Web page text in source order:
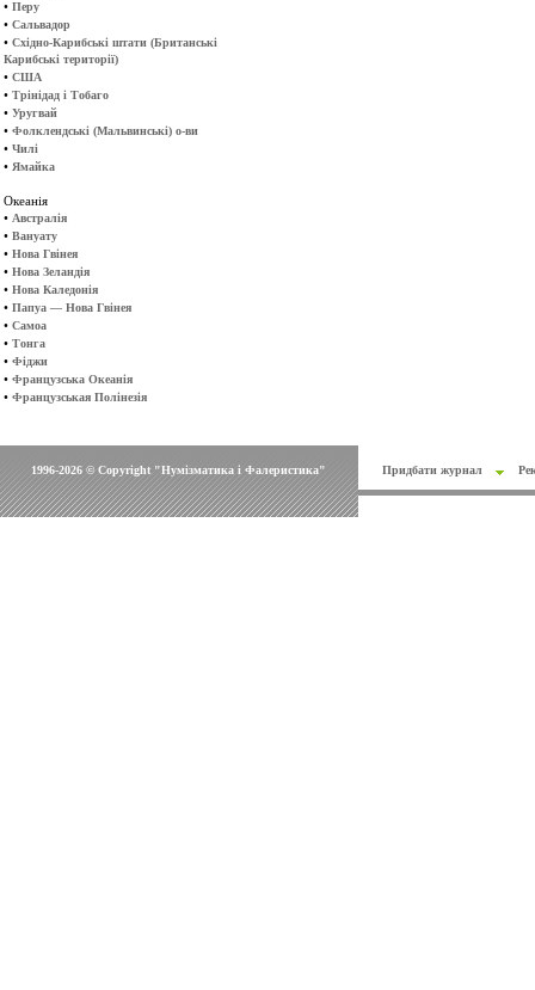
• Перу
• Сальвадор
• Східно-Карибські штати (Британські
Карибські території)
• США
• Трінідад і Тобаго
• Уругвай
• Фолклендські (Мальвинські) о-ви
• Чилі
• Ямайка
Океанія
• Австралія
• Вануату
• Нова Гвінея
• Нова Зеландія
• Нова Каледонія
• Папуа — Нова Гвінея
• Самоа
• Тонга
• Фіджи
• Французська Океанія
• Французськая Полінезія
1996-2026 © Copyright "Нумізматика і Фалеристика" Придбати журнал